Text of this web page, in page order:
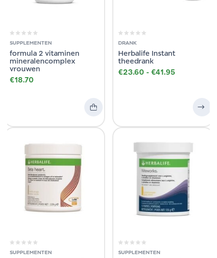
SUPPLEMENTEN
formula 2 vitaminen
mineralencomplex
vrouwen
€18.70
DRANK
Herbalife Instant
theedrank
€23.60 - €41.95
SUPPLEMENTEN SUPPLEMENTEN